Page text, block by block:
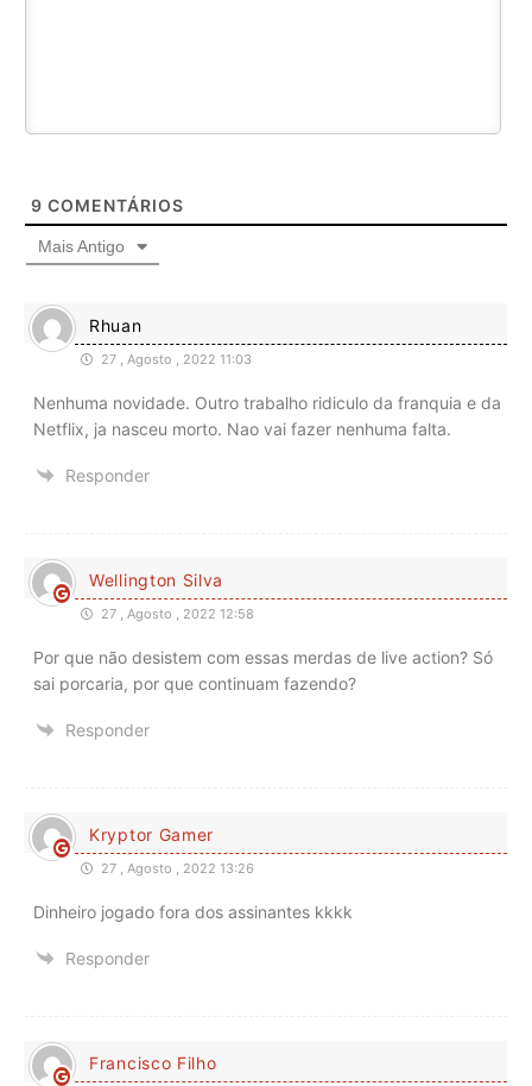
9 COMENTÁRIOS
Mais Antigo
Rhuan
27 , Agosto , 2022 11:03
Nenhuma novidade. Outro trabalho ridiculo da franquia e da
Netflix, ja nasceu morto. Nao vai fazer nenhuma falta.
Responder
Wellington Silva
27 , Agosto , 2022 12:58
Por que não desistem com essas merdas de live action? Só
sai porcaria, por que continuam fazendo?
Responder
Kryptor Gamer
27 , Agosto , 2022 13:26
Dinheiro jogado fora dos assinantes kkkk
Responder
Francisco Filho